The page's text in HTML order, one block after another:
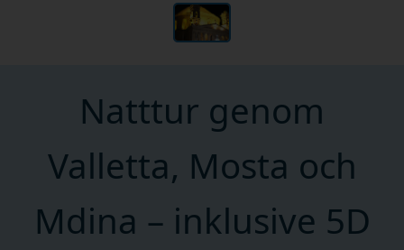
Natttur genom
Valletta, Mosta och
Mdina – inklusive 5D